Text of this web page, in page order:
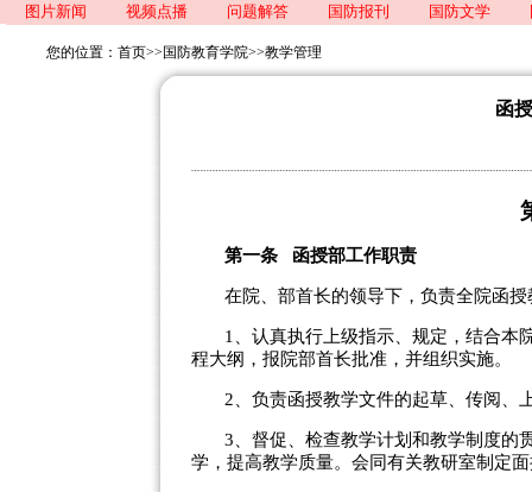
图片新闻
视频点播 问题解答 国防报刊 国防文学
您的位置： 首页>> 国防教育学院>>教学管理
函
第一条 函授部工作职责
在院、部首长的领导下，负责全院函
1
、认真执行上级指示、规定，结合
程大纲，报院部首长批准，并组织实施。
2 、负责函授教学文件的起草、传阅、
3 、督促、检查教学计划和教学制度
学，提高教学质量。会同有关教研室制定